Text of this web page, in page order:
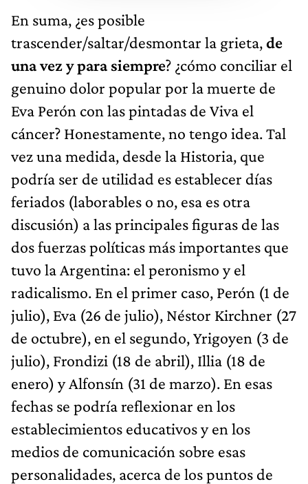
En suma, ¿es posible
trascender/saltar/desmontar la grieta,de
una vez y para siempre? ¿cómo conciliar el
genuino dolor popular por la muerte de
Eva Perón con las pintadas de Viva el
cáncer? Honestamente, no tengo idea. Tal
vez una medida, desde la Historia, que
podría ser de utilidad es establecer días
feriados (laborables o no, esa es otra
discusión) a las principales figuras de las
dos fuerzas políticas más importantes que
tuvo la Argentina: el peronismo y el
radicalismo. En el primer caso, Perón (1 de
julio), Eva (26 de julio), Néstor Kirchner (27
de octubre), en el segundo, Yrigoyen (3 de
julio), Frondizi (18 de abril), Illia (18 de
enero) y Alfonsín (31 de marzo). En esas
fechas se podría reflexionar en los
establecimientos educativos y en los
medios de comunicación sobre esas
personalidades, acerca de los puntos de